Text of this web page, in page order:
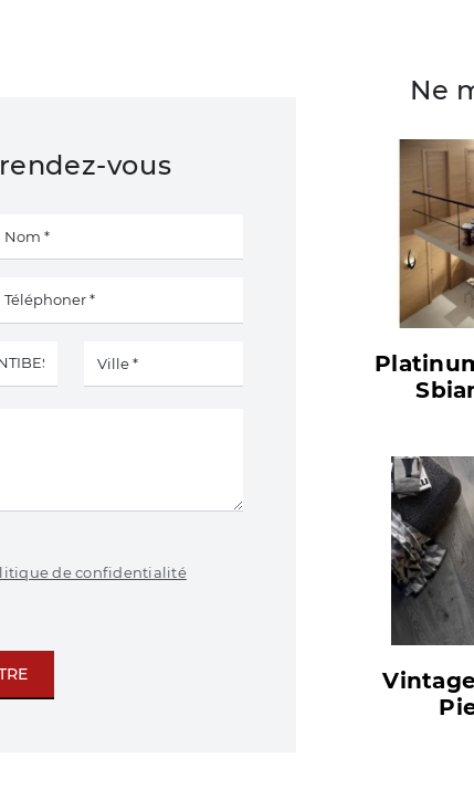
vous
de confidentialité
Ne